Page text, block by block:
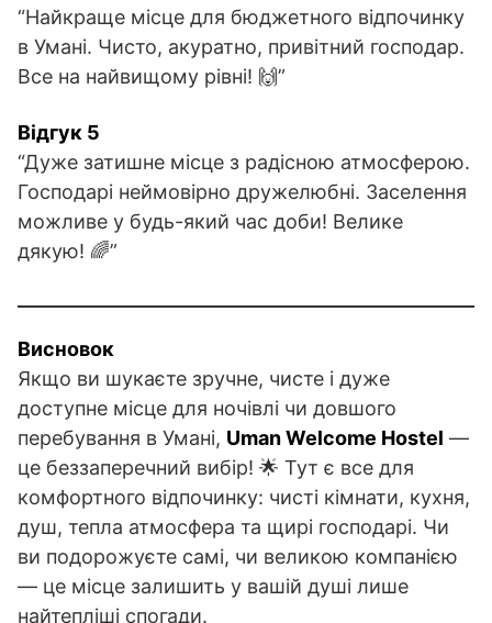
“Найкраще місце для бюджетного відпочинку
в Умані. Чисто, акуратно, привітний господар.
Все на найвищому рівні! 🙌”
Відгук 5
“Дуже затишне місце з радісною атмосферою.
Господарі неймовірно дружелюбні. Заселення
можливе у будь-який час доби! Велике
дякую! 🌈”
Висновок
Якщо ви шукаєте зручне, чисте і дуже
доступне місце для ночівлі чи довшого
перебування в Умані, Uman Welcome Hostel —
це беззаперечний вибір! 🌟 Тут є все для
комфортного відпочинку: чисті кімнати, кухня,
душ, тепла атмосфера та щирі господарі. Чи
ви подорожуєте самі, чи великою компанією
— це місце залишить у вашій душі лише
найтепліші спогади.